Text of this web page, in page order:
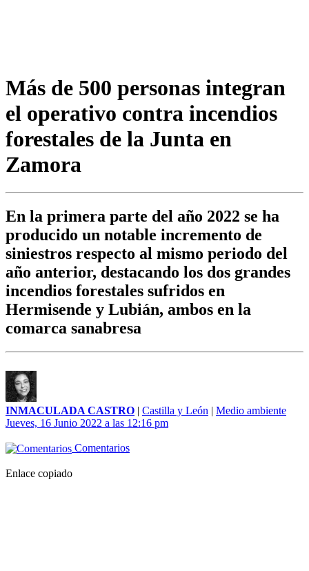
Más de 500 personas integran
el operativo contra incendios
forestales de la Junta en
Zamora
En la primera parte del año 2022 se ha
producido un notable incremento de
siniestros respecto al mismo periodo del
año anterior, destacando los dos grandes
incendios forestales sufridos en
Hermisende y Lubián, ambos en la
comarca sanabresa
INMACULADA CASTRO | Castilla y León | Medio ambiente
Jueves, 16 Junio 2022 a las 12:16 pm
Comentarios
Enlace copiado